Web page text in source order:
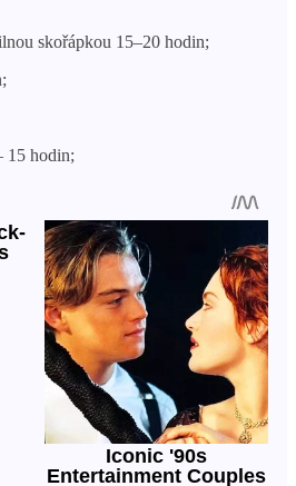
skořápkou 15–20 hodin;
15 hodin;